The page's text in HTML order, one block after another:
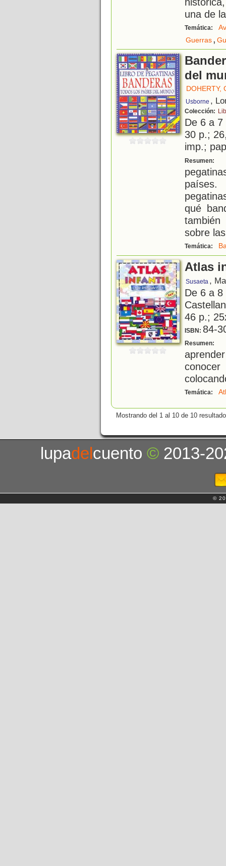
una de
Temática:
Guerras,
del
DOHERTY,
Usborne ,
Colección:
De 6 a
30 p.;
imp.;
Resumen:
qué
sobre
Temática:
Atlas
Susaeta ,
De 6 a
46 p.;
ISBN: 84-
Resumen:
conocer
Temática:
Mostrando del 1 al 10 de 10
lupadelcuento© 2013-
©